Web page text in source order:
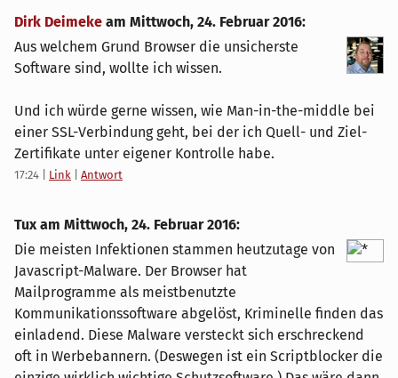
Dirk Deimeke am Mittwoch, 24. Februar 2016:
Aus welchem Grund Browser die unsicherste
Software sind, wollte ich wissen.
Und ich würde gerne wissen, wie Man-in-the-middle bei
einer SSL-Verbindung geht, bei der ich Quell- und Ziel-
Zertifikate unter eigener Kontrolle habe.
17:24 Link Antwort
Tux am Mittwoch, 24. Februar 2016:
Die meisten Infektionen stammen heutzutage von
Javascript-Malware. Der Browser hat
Mailprogramme als meistbenutzte
Kommunikationssoftware abgelöst, Kriminelle finden das
einladend. Diese Malware versteckt sich erschreckend
oft in Werbebannern. (Deswegen ist ein Scriptblocker die